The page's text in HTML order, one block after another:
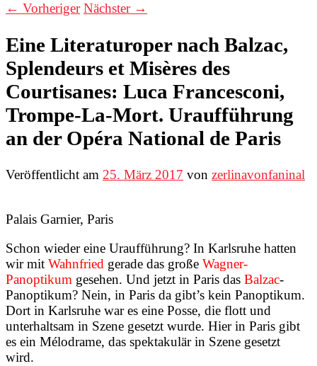
← Vorheriger Nächster →
Eine Literaturoper nach Balzac,
Splendeurs et Misères des
Courtisanes: Luca Francesconi,
Trompe-La-Mort. Uraufführung
an der Opéra National de Paris
Veröffentlicht am 25. März 2017 von zerlinavonfaninal
Palais Garnier, Paris
Schon wieder eine Uraufführung? In Karlsruhe hatten
wir mit Wahnfried gerade das große Wagner-
Panoptikum gesehen. Und jetzt in Paris das Balzac-
Panoptikum? Nein, in Paris da gibt’s kein Panoptikum.
Dort in Karlsruhe war es eine Posse, die flott und
unterhaltsam in Szene gesetzt wurde. Hier in Paris gibt
es ein Mélodrame, das spektakulär in Szene gesetzt
wird.